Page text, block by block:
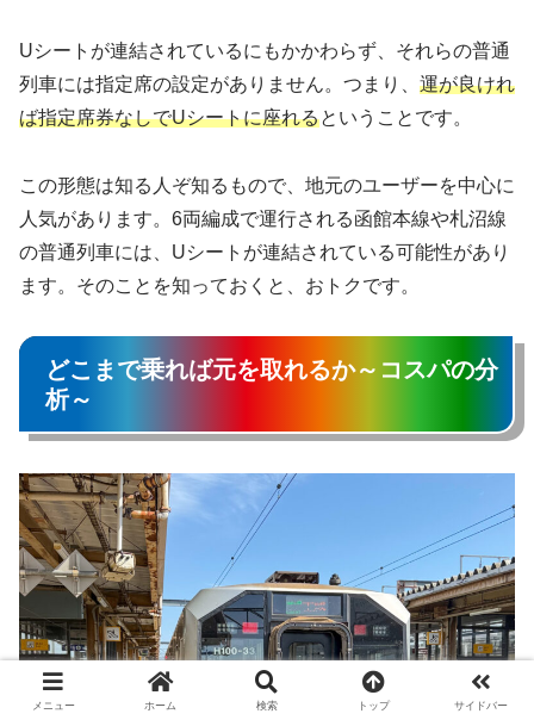
Uシートが連結されているにもかかわらず、それらの普通
列車には指定席の設定がありません。つまり、 運が良けれ
ば指定席券なしでUシートに座れるということです。
この形態は知る人ぞ知るもので、地元のユーザーを中心に
人気があります。6両編成で運行される函館本線や札沼線
の普通列車には、Uシートが連結されている可能性があり
ます。そのことを知っておくと、おトクです。
どこまで乗れば元を取れるか～コスパの分
析～
メニュー ホーム 検索 トップ サイドバー